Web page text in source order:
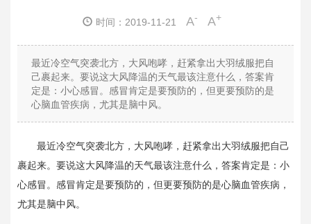
时间：2019-11-21 A- A+
最近冷空气突袭北方，大风咆哮，赶紧拿出大羽绒服把自
己裹起来。要说这大风降温的天气最该注意什么，答案肯
定是：小心感冒。感冒肯定是要预防的，但更要预防的是
心脑血管疾病，尤其是脑中风。
最近冷空气突袭北方，大风咆哮，赶紧拿出大羽绒服把自己
裹起来。要说这大风降温的天气最该注意什么，答案肯定是：小
心感冒。感冒肯定是要预防的，但更要预防的是心脑血管疾病，
尤其是脑中风。